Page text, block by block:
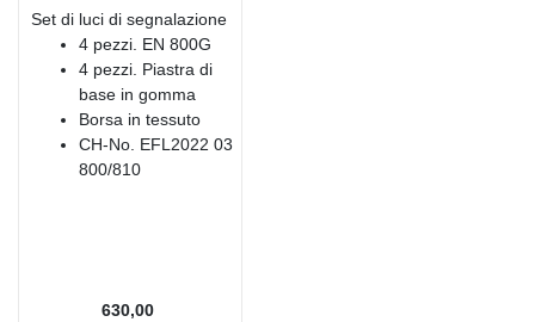
Set di luci di segnalazione
4 pezzi. EN 800G
4 pezzi. Piastra di
base in gomma
Borsa in tessuto
CH-No. EFL2022 03
800/810
630,00